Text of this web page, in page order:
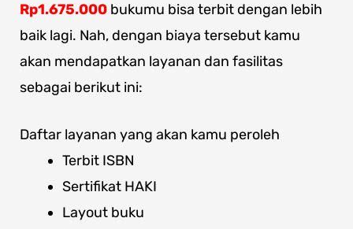
Rp1.675.000 bukumu bisa terbit dengan lebih
baik lagi. Nah, dengan biaya tersebut kamu
akan mendapatkan layanan dan fasilitas
sebagai berikut ini:
Daftar layanan yang akan kamu peroleh
Terbit ISBN
Sertifikat HAKI
Layout buku